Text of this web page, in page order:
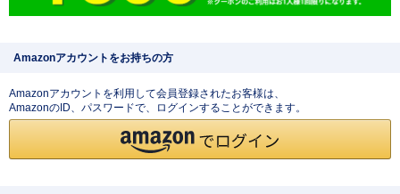
Amazonアカウントをお持ちの方
Amazonアカウントを利用して会員登録されたお客様は、
AmazonのID、パスワードで、ログインすることができます。